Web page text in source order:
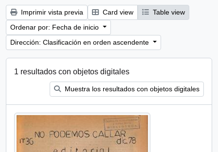
Imprimir vista previa Card view
Table view
Ordenar por: Fecha de inicio
Dirección: Clasificación en orden ascendente
1 resultados con objetos digitales
Muestra los resultados con objetos digitales